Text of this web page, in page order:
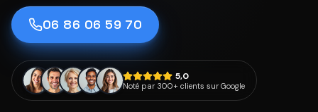
06 86 06 59 70
5,0
Noté par 300+ clients sur Google